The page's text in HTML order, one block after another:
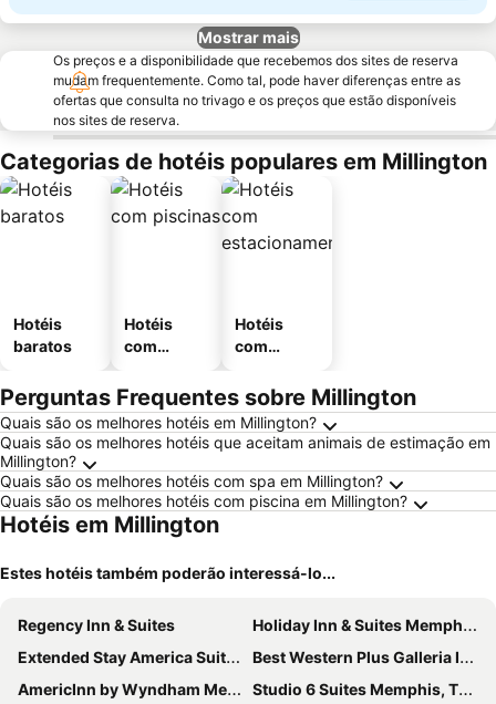
Mostrar mais
Os preços e a disponibilidade que recebemos dos sites de reserva
mudam frequentemente. Como tal, pode haver diferenças entre as
ofertas que consulta no trivago e os preços que estão disponíveis
nos sites de reserva.
Categorias de hotéis populares em Millington
Hotéis
baratos
Hotéis
com
Hotéis
com
mento
Perguntas Frequentes sobre Millington
Quais são os melhores hotéis em Millington?
Quais são os melhores hotéis que aceitam animais de estimação em
Millington?
Quais são os melhores hotéis com spa em Millington?
Quais são os melhores hotéis com piscina em Millington?
Hotéis em Millington
Estes hotéis também poderão interessá-lo...
Regency Inn & Suites
Holiday Inn & Suites Memphis - Wolfchase Galleria By Ihg
Extended Stay America Suites - Memphis - Wolfchase Galleria
Best Western Plus Galleria Inn & Suites
AmericInn by Wyndham Memphis East
Studio 6 Suites Memphis, TN – East Memphis